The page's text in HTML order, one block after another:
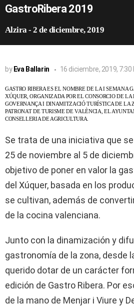
GastroRibera 2019
Alzira-2 de diciembre, 2019
by Eva Ballarin 16 diciembre, 2019, 7:30
GASTRO RIBERA ES EL NOMBRE DE LA I SEMANA
XÚQUER, ORGANIZADA POR EL CONSORCIO DE
GOVERNANÇA I DINAMITZACIÓ TURÍSTICA DE LA
PATRONAT DE TURISME DE VALÈNCIA, EL
CONSELLERIA DE AGRICULTURA.
Se trata de una iniciativa que
25 de noviembre al 5 de
objetivo de poner en valor la
del Xúquer, basada en los
se cultivan, además de
de la cocina valenciana.
Junto con la dinamización y
gastronomía de la zona, desde
querido dotar de un carácter
edición de Gastro Ribera. Por
de la mano de Menjar i Viure y